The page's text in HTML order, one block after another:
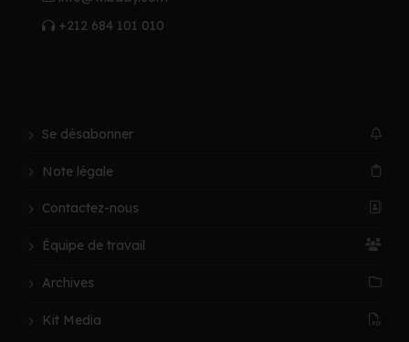
+212 684 101 010
Se désabonner
Note légale
Contactez-nous
Équipe de travail
Archives
Kit Media